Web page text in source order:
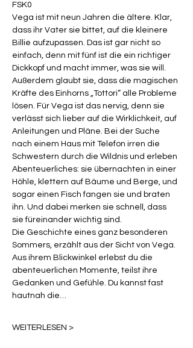
FSK0
Vega ist mit neun Jahren die ältere. Klar,
dass ihr Vater sie bittet, auf die kleinere
Billie aufzupassen. Das ist gar nicht so
einfach, denn mit fünf ist die ein richtiger
Dickkopf und macht immer, was sie will.
Außerdem glaubt sie, dass die magischen
Kräfte des Einhorns „Tottori“ alle Probleme
lösen. Für Vega ist das nervig, denn sie
verlässt sich lieber auf die Wirklichkeit, auf
Anleitungen und Pläne. Bei der Suche
nach einem Haus mit Telefon irren die
Schwestern durch die Wildnis und erleben
Abenteuerliches: sie übernachten in einer
Höhle, klettern auf Bäume und Berge, und
sogar einen Fisch fangen sie und braten
ihn. Und dabei merken sie schnell, dass
sie füreinander wichtig sind.
Die Geschichte eines ganz besonderen
Sommers, erzählt aus der Sicht von Vega.
Aus ihrem Blickwinkel erlebst du die
abenteuerlichen Momente, teilst ihre
Gedanken und Gefühle. Du kannst fast
hautnah die…
WEITERLESEN >